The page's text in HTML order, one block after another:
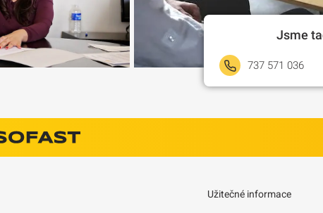
Jsme
737 571 036
Užitečné informace